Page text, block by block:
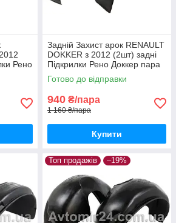
Рено
Задній Захист арок RENAULT
DOKKER з 2012 (2шт) задні
Підкрилки Рено Доккер пара
задніх
Готово до відправки
940 ₴/пара
1 160 ₴/пара
Купити
Топ продажів –19%